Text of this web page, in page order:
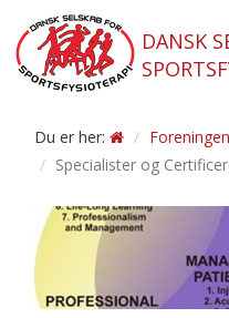
DANSK
Du er her:
Foreningen
Specialister og